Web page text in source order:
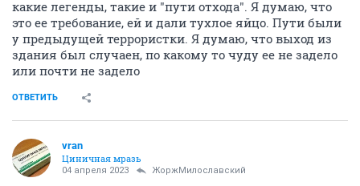
какие легенды, такие и "пути отхода". Я думаю, что
это ее требование, ей и дали тухлое яйцо. Пути были
у предыдущей террористки. Я думаю, что выход из
здания был случаен, по какому то чуду ее не задело
или почти не задело
ОТВЕТИТЬ
vran
Циничная мразь
04 апреля 2023 ЖоржМилославский